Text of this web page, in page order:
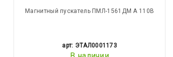
Магнитный пускатель ПМЛ-1561ДМ А 110В
арт: ЭТАЛ0001173